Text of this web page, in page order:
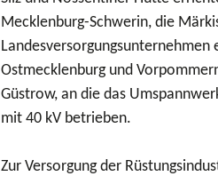
Mecklenburg-Schwerin, die
Ostmecklenburg und
Güstrow, an die das
mit 40 kV betrieben.
Zur Versorgung der